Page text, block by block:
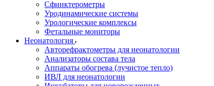
Сфинктерометры
Уродинамические системы
Урологические комплексы
Фетальные мониторы
Неонатология
Авторефрактометры для неонатологии
Анализаторы состава тела
Аппараты обогрева (лучистое тепло)
ИВЛ для неонатологии